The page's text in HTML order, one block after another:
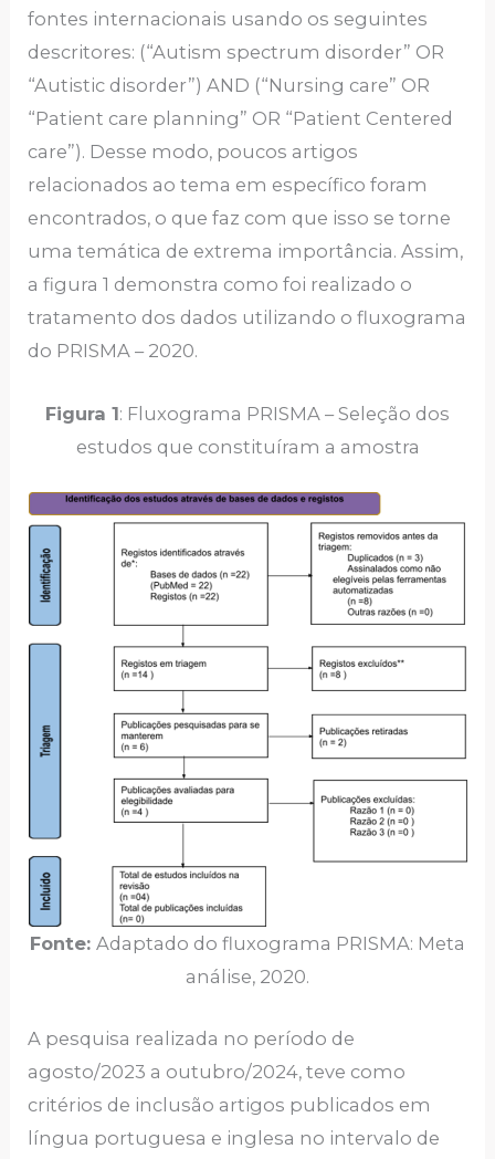
fontes internacionais usando os seguintes
descritores: (“Autism spectrum disorder” OR
“Autistic disorder”) AND (“Nursing care” OR
“Patient care planning” OR “Patient Centered
care”). Desse modo, poucos artigos
relacionados ao tema em específico foram
encontrados, o que faz com que isso se torne
uma temática de extrema importância. Assim,
a figura 1 demonstra como foi realizado o
tratamento dos dados utilizando o fluxograma
do PRISMA – 2020.
Figura 1: Fluxograma PRISMA – Seleção dos
estudos que constituíram a amostra
Fonte: Adaptado do fluxograma PRISMA: Meta
análise, 2020.
A pesquisa realizada no período de
agosto/2023 a outubro/2024, teve como
critérios de inclusão artigos publicados em
língua portuguesa e inglesa no intervalo de